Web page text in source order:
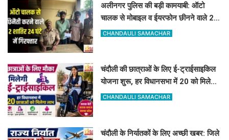
अलीनगर पुलिस की बड़ी कामयाबी: ऑटो
चालक से मोबाइल व ईयरफोन छीनने वाले 2
अभियुक्त 24 घंटे में गिरफ्तार
CHANDAULI SAMACHAR
चंदौली की छात्राओं के लिए ई-ट्राईसाइकिल
योजना शुरू, हर विधानसभा में 20 को मिलेगा
लाभ
CHANDAULI SAMACHAR
चंदौली के निर्यातकों के लिए अच्छी खबर: जिले